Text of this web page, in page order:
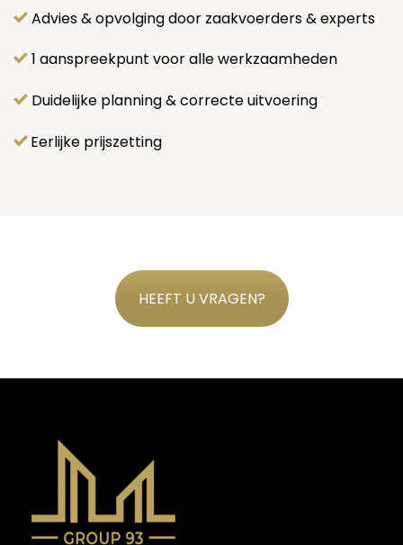
Advies & opvolging door zaakvoerders & experts
1 aanspreekpunt voor alle werkzaamheden
Duidelijke planning & correcte uitvoering
Eerlijke prijszetting
HEEFT U VRAGEN?